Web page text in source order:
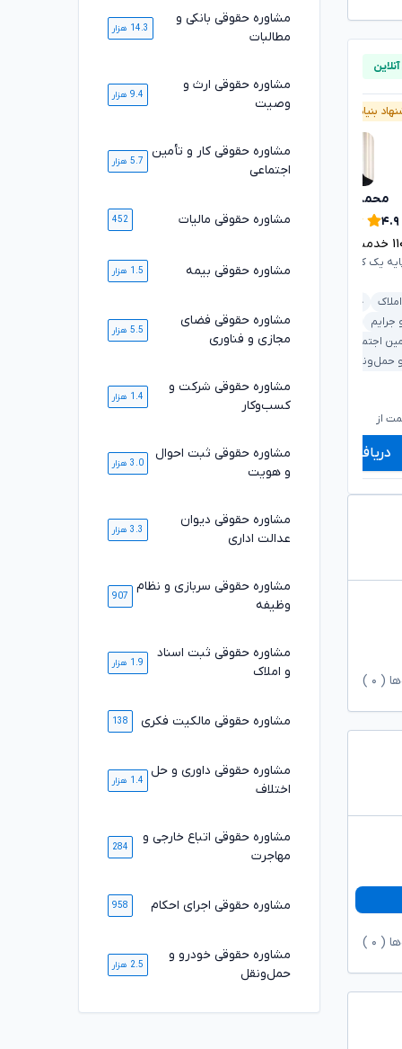
بنیاد وکلا
محمدرضا توکلی
۴.۹
خدمت ارائه شده موفق
یک کانون وکلای دادگستری
خانواده
جرایم
دیوان عدالت اداری
اجتماعی
حمل‌ونقل
از
تومان
۵۸۹,۰۰۰ تومان
دریافت مشاوره
وکیل پایه یک کانون وکلای دادگستری
ملکی و املاک
خانواده
کیفری و جرایم
۶۶۰,۰۰۰
دریافت مشاوره
( ۰
( ۰
مشاوره حقوقی بانکی و
مطالبات
14.3 هزار
مشاوره حقوقی ارث و
وصیت
9.4 هزار
مشاوره حقوقی کار و تأمین
اجتماعی
5.7 هزار
مشاوره حقوقی مالیات 452
مشاوره حقوقی بیمه 1.5 هزار
مشاوره حقوقی فضای
مجازی و فناوری
5.5 هزار
مشاوره حقوقی شرکت و
کسب‌وکار
1.4 هزار
مشاوره حقوقی ثبت احوال
و هویت
3.0 هزار
مشاوره حقوقی دیوان
عدالت اداری
3.3 هزار
مشاوره حقوقی سربازی و نظام
وظیفه
907
مشاوره حقوقی ثبت اسناد
و املاک
1.9 هزار
مشاوره حقوقی مالکیت فکری 138
مشاوره حقوقی داوری و حل
اختلاف
1.4 هزار
مشاوره حقوقی اتباع خارجی و
مهاجرت
284
مشاوره حقوقی اجرای احکام 958
مشاوره حقوقی خودرو و
حمل‌ونقل
2.5 هزار